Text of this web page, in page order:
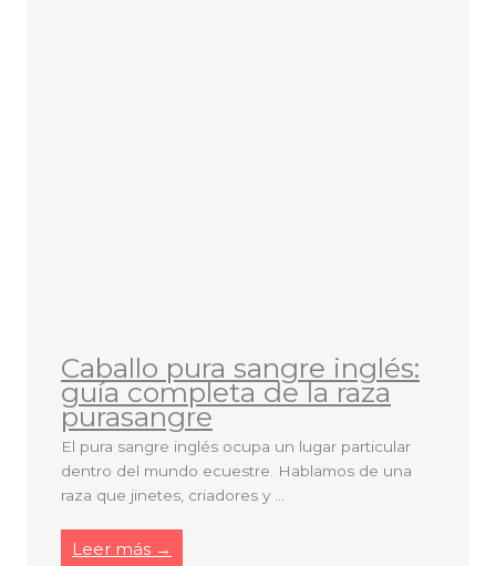
Caballo pura sangre inglés:
guía completa de la raza
purasangre
El pura sangre inglés ocupa un lugar particular
dentro del mundo ecuestre. Hablamos de una
raza que jinetes, criadores y ...
Leer más →